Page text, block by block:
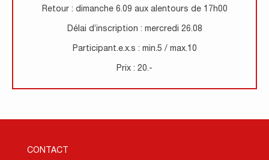
Retour : dimanche 6.09 aux alentours de 17h00
Délai d’inscription : mercredi 26.08
Participant.e.x.s : min.5 / max.10
Prix : 20.-
CONTACT